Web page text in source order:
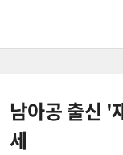
남아공 출신 '
세